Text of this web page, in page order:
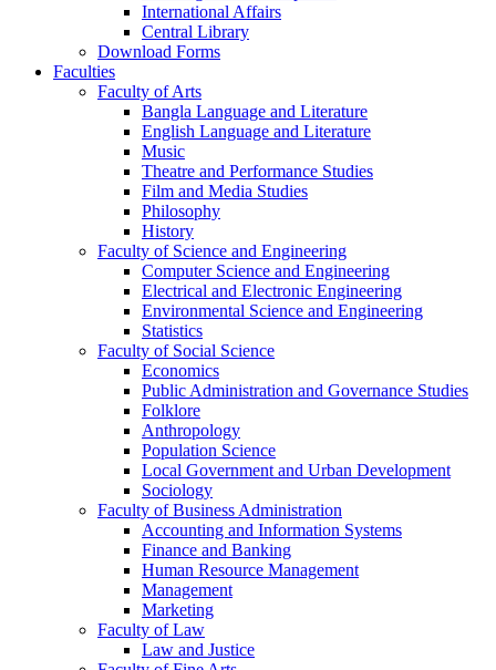
International Affairs
Central Library
Download Forms
Faculties
Faculty of Arts
Bangla Language and Literature
English Language and Literature
Music
Theatre and Performance Studies
Film and Media Studies
Philosophy
History
Faculty of Science and Engineering
Computer Science and Engineering
Electrical and Electronic Engineering
Environmental Science and Engineering
Statistics
Faculty of Social Science
Economics
Public Administration and Governance Studies
Folklore
Anthropology
Population Science
Local Government and Urban Development
Sociology
Faculty of Business Administration
Accounting and Information Systems
Finance and Banking
Human Resource Management
Management
Marketing
Faculty of Law
Law and Justice